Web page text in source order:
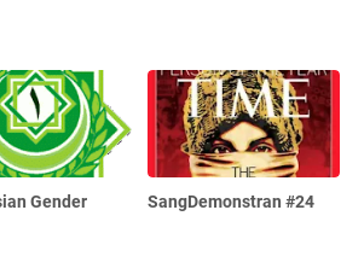
Gender SangDemonstran #24